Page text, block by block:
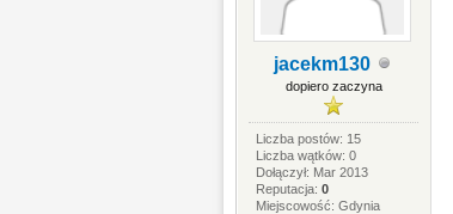
jacekm130
dopiero zaczyna
Liczba postów: 15
Liczba wątków: 0
Dołączył: Mar 2013
Reputacja:0
Miejscowość: Gdynia